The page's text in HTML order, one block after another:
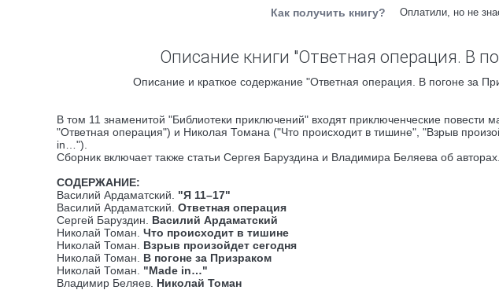
Как получить книгу? Оплатили, но не
Описание книги "Ответная операция. В
Описание и краткое содержание "Ответная операция. В погоне за
В том 11 знаменитой "Библиотеки приключений" входят приключенческие повести
"Ответная операция") и Николая Томана ("Что происходит в тишине", "Взрыв
in…").
Сборник включает также статьи Сергея Баруздина и Владимира Беляева об авторах.
СОДЕРЖАНИЕ:
Василий Ардаматский. "Я 11–17"
Василий Ардаматский. Ответная операция
Сергей Баруздин. Василий Ардаматский
Николай Томан. Что происходит в тишине
Николай Томан. Взрыв произойдет сегодня
Николай Томан. В погоне за Призраком
Николай Томан. "Made in…"
Владимир Беляев. Николай Томан